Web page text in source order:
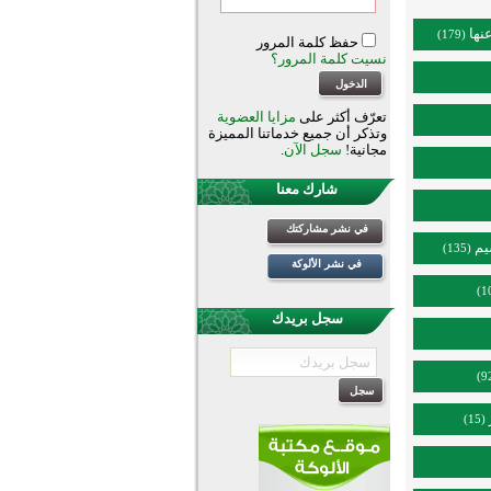
(179)
(135)
(15)
حفظ كلمة المرور
نسيت كلمة المرور؟
تعرّف أكثر على مزايا العضوية
وتذكر أن جميع خدماتنا المميزة
مجانية! سجل الآن.
شارك معنا
في نشر مشاركتك
في نشر الألوكة
سجل بريدك